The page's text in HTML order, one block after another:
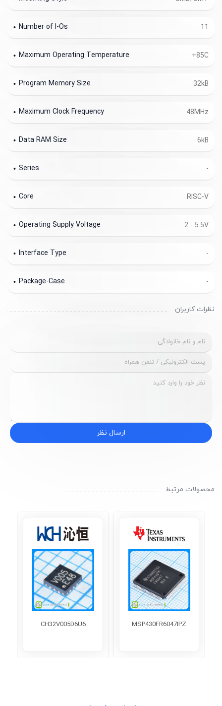
11
Number of I-Os
+85C
Maximum Operating Temperature
32kB
Program Memory Size
48MHz
Maximum Clock Frequency
6kB
Data RAM Size
-
Series
RISC-V
Core
2 - 5.5V
Operating Supply Voltage
-
Interface Type
-
Package-Case
نظرات کاربران
ارسال نظر
محصولات مرتبط
MSP430FR6047IPZ
CH32V005D6U6